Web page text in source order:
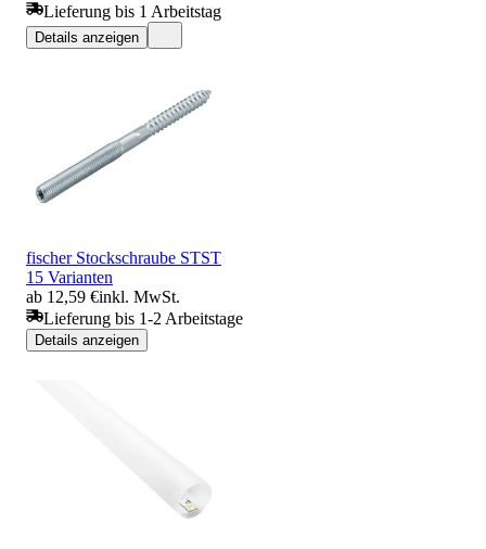
Lieferung bis 1 Arbeitstag
Details anzeigen
fischer Stockschraube STST
15 Varianten
ab 12,59 €inkl. MwSt.
Lieferung bis 1-2 Arbeitstage
Details anzeigen